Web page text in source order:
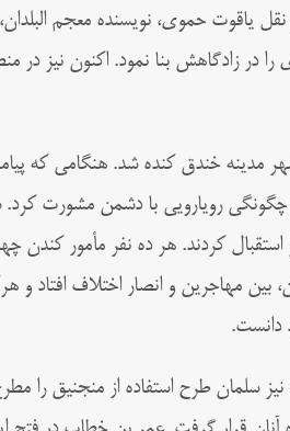
نقل یاقوت حموی، نویسنده معجم
در زادگاهش بنا نمود. اکنون نیز
مدینه خندق کنده شد. هنگامی که
چگونگی رویارویی با دشمن مشورت کرد.
کردند. هر ده نفر مأمور کندن
مهاجرین و انصار اختلاف افتاد و
دانست.
سلمان طرح استفاده از منجنیق را